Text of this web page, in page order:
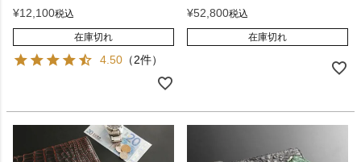
¥12,100税込
在庫切れ
4.50 （2件）
¥52,800税込
在庫切れ